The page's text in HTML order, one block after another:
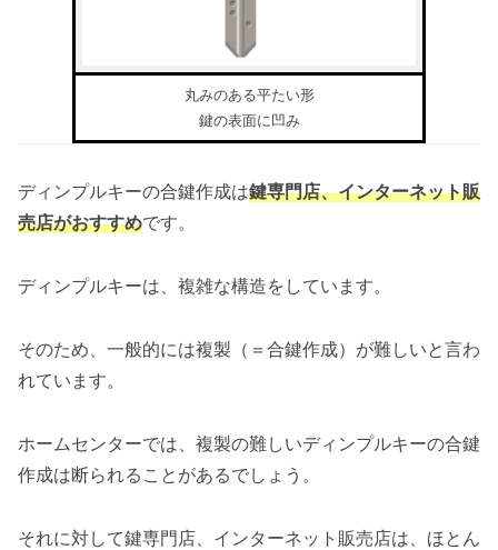
丸みのある平たい形
鍵の表面に凹み
ディンプルキーの合鍵作成は鍵専門店、インターネット販
売店がおすすめです。
ディンプルキーは、複雑な構造をしています。
そのため、一般的には複製（＝合鍵作成）が難しいと言わ
れています。
ホームセンターでは、複製の難しいディンプルキーの合鍵
作成は断られることがあるでしょう。
それに対して鍵専門店、インターネット販売店は、ほとん